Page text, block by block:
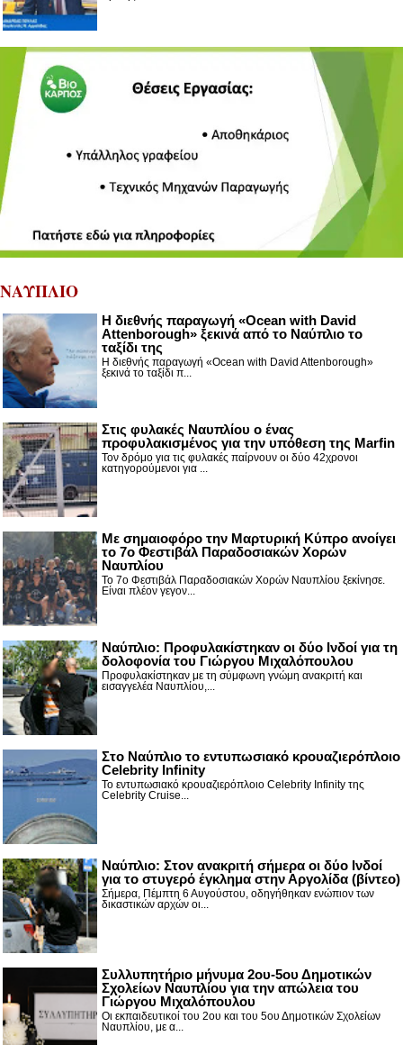
ΝΑΥΠΛΙΟ
Η διεθνής παραγωγή «Ocean with David
Attenborough» ξεκινά από το Ναύπλιο το
ταξίδι της
Η διεθνής παραγωγή «Ocean with David Attenborough»
ξεκινά το ταξίδι π...
Στις φυλακές Ναυπλίου ο ένας
προφυλακισμένος για την υπόθεση της Marfin
Τον δρόμο για τις φυλακές παίρνουν οι δύο 42χρονοι
κατηγορούμενοι για ...
Με σημαιοφόρο την Μαρτυρική Κύπρο ανοίγει
το 7ο Φεστιβάλ Παραδοσιακών Χορών
Ναυπλίου
Το 7ο Φεστιβάλ Παραδοσιακών Χορών Ναυπλίου ξεκίνησε.
Είναι πλέον γεγον...
Ναύπλιο: Προφυλακίστηκαν οι δύο Ινδοί για τη
δολοφονία του Γιώργου Μιχαλόπουλου
Προφυλακίστηκαν με τη σύμφωνη γνώμη ανακριτή και
εισαγγελέα Ναυπλίου,...
Στο Ναύπλιο το εντυπωσιακό κρουαζιερόπλοιο
Celebrity Infinity
Το εντυπωσιακό κρουαζιερόπλοιο Celebrity Infinity της
Celebrity Cruise...
Nαύπλιο: Στον ανακριτή σήμερα οι δύο Ινδοί
για το στυγερό έγκλημα στην Αργολίδα (βίντεο)
Σήμερα, Πέμπτη 6 Αυγούστου, οδηγήθηκαν ενώπιον των
δικαστικών αρχών οι...
Συλλυπητήριο μήνυμα 2ου-5ου Δημοτικών
Σχολείων Ναυπλίου για την απώλεια του
Γιώργου Μιχαλόπουλου
Οι εκπαιδευτικοί του 2ου και του 5ου Δημοτικών Σχολείων
Ναυπλίου, με α...